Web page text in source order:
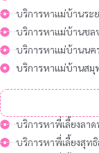
บริการหาแม่บ้านระ
บริการหาแม่บ้านชล
บริการหาแม่บ้านนค
บริการหาแม่บ้านสมุ
บริการหาพี่เลี้ยงลาด
บริการหาพี่เลี้ยงสุทธิ